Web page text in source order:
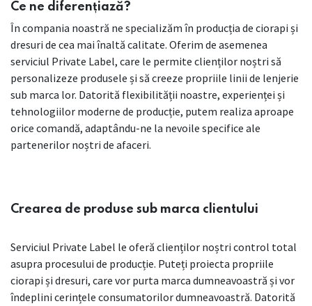
Ce ne diferențiază?
În compania noastră ne specializăm în producția de ciorapi și
dresuri de cea mai înaltă calitate. Oferim de asemenea
serviciul Private Label, care le permite clienților noștri să
personalizeze produsele și să creeze propriile linii de lenjerie
sub marca lor. Datorită flexibilității noastre, experienței și
tehnologiilor moderne de producție, putem realiza aproape
orice comandă, adaptându-ne la nevoile specifice ale
partenerilor noștri de afaceri.
Crearea de produse sub marca clientului
Serviciul Private Label le oferă clienților noștri control total
asupra procesului de producție. Puteți proiecta propriile
ciorapi și dresuri, care vor purta marca dumneavoastră și vor
îndeplini cerințele consumatorilor dumneavoastră. Datorită